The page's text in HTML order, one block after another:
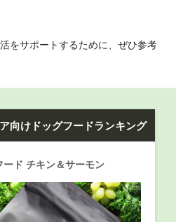
をサポートするために、ぜひ参考
向けドッグフードランキング
ード チキン＆サーモン